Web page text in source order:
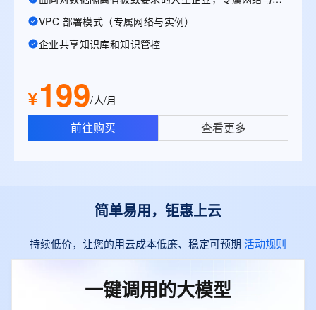
VPC 部署模式（专属网络与实例）
企业共享知识库和知识管控
¥199/人/月
前往购买 查看更多
简单易用，钜惠上云
持续低价，让您的用云成本低廉、稳定可预期 活动规则
一键调用的大模型